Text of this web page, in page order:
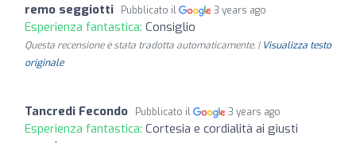
remo seggiotti Pubblicato il 3 years ago
Esperienza fantastica: Consiglio
Questa recensione è stata tradotta automaticamente. | Visualizza testo
originale
Tancredi Fecondo Pubblicato il 3 years ago
Esperienza fantastica: Cortesia e cordialità ai giusti